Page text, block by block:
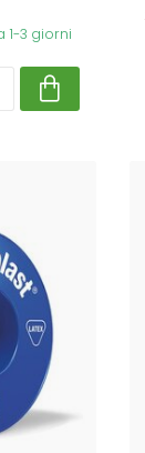
1-3 giorni